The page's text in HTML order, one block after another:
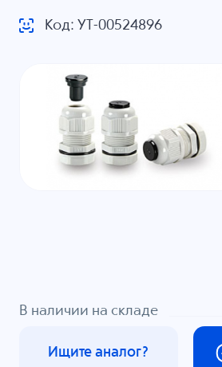
Код: УТ-00524896
В наличии на складе
Ищите аналог?